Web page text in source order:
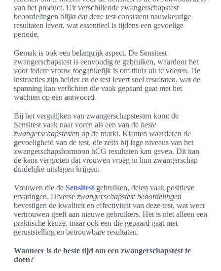
van het product. Uit verschillende zwangerschapstest
beoordelingen blijkt dat deze test consistent nauwkeurige
resultaten levert, wat essentieel is tijdens een gevoelige
periode.
Gemak is ook een belangrijk aspect. De Sensitest
zwangerschapstest is eenvoudig te gebruiken, waardoor het
voor iedere vrouw toegankelijk is om thuis uit te voeren. De
instructies zijn helder en de test levert snel resultaten, wat de
spanning kan verlichten die vaak gepaard gaat met het
wachten op een antwoord.
Bij het vergelijken van zwangerschapstesten komt de
Sensitest vaak naar voren als een van de beste
zwangerschapstesten op de markt. Klanten waarderen de
gevoeligheid van de test, die zelfs bij lage niveaus van het
zwangerschapshormoon hCG resultaten kan geven. Dit kan
de kans vergroten dat vrouwen vroeg in hun zwangerschap
duidelijke uitslagen krijgen.
Vrouwen die de Sensitest gebruiken, delen vaak positieve
ervaringen. Diverse zwangerschapstest beoordelingen
bevestigen de kwaliteit en effectiviteit van deze test, wat weer
vertrouwen geeft aan nieuwe gebruikers. Het is niet alleen een
praktische keuze, maar ook een die gepaard gaat met
geruststelling en betrouwbare resultaten.
Wanneer is de beste tijd om een zwangerschapstest te
doen?